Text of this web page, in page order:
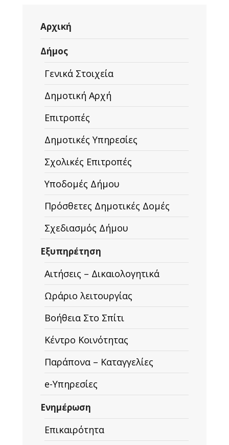
Αρχική
Δήμος
Γενικά Στοιχεία
Δημοτική Αρχή
Επιτροπές
Δημοτικές Υπηρεσίες
Σχολικές Επιτροπές
Υποδομές Δήμου
Πρόσθετες Δημοτικές Δομές
Σχεδιασμός Δήμου
Εξυπηρέτηση
Αιτήσεις – Δικαιολογητικά
Ωράριο λειτουργίας
Βοήθεια Στο Σπίτι
Κέντρο Κοινότητας
Παράπονα – Καταγγελίες
e-Υπηρεσίες
Ενημέρωση
Επικαιρότητα